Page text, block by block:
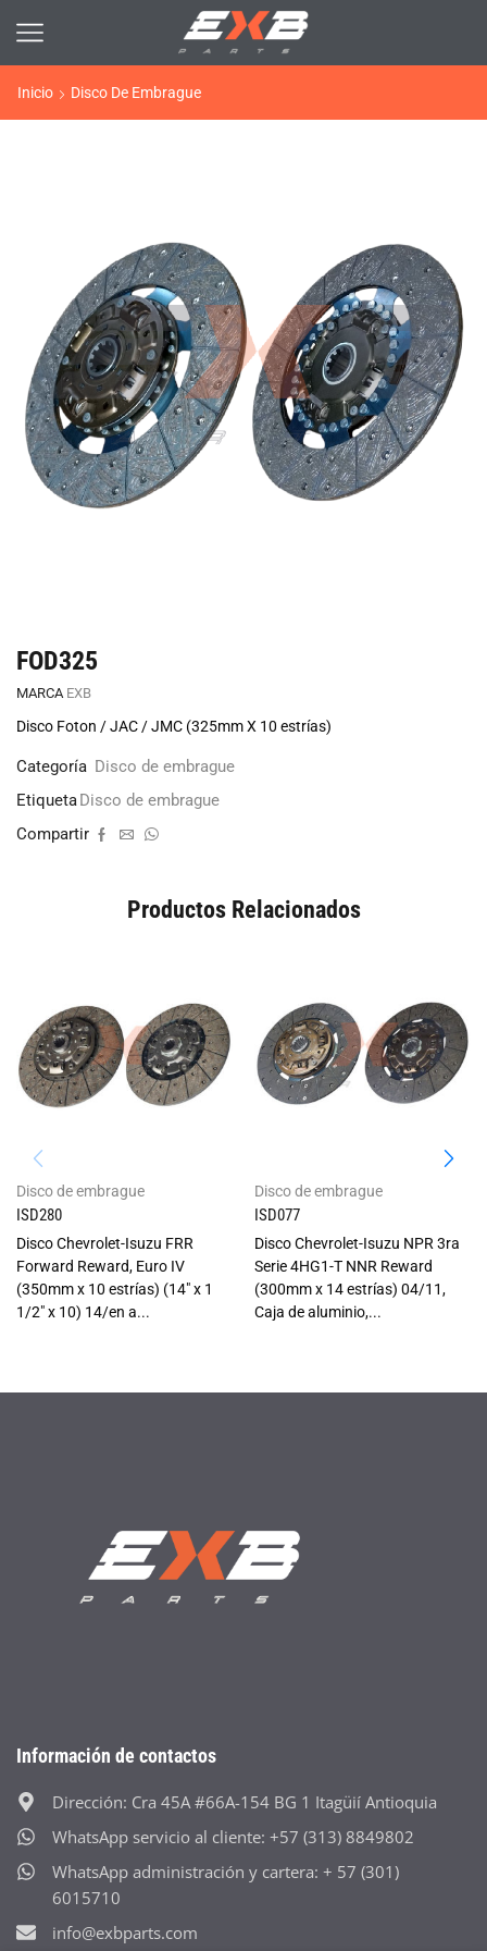
Inicio Disco De Embrague
FOD325
MARCA EXB
Disco Foton / JAC / JMC (325mm X 10 estrías)
Categoría Disco de embrague
EtiquetaDisco de embrague
Compartir
Productos Relacionados
Disco de embrague
ISD280
Disco Chevrolet-Isuzu FRR
Forward Reward, Euro IV
(350mm x 10 estrías) (14" x 1
1/2" x 10) 14/en a...
Disco de embrague
ISD077
Disco Chevrolet-Isuzu NPR 3ra
Serie 4HG1-T NNR Reward
(300mm x 14 estrías) 04/11,
Caja de aluminio,...
Información de contactos
Dirección: Cra 45A #66A-154 BG 1 Itagüií Antioquia
WhatsApp servicio al cliente: +57 (313) 8849802
WhatsApp administración y cartera: + 57 (301)
6015710
info@exbparts.com